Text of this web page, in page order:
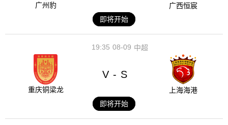
广州豹
广西恒宸
即将开始
08-09
19:35 中超
重庆铜梁龙
V - S
上海海港
即将开始